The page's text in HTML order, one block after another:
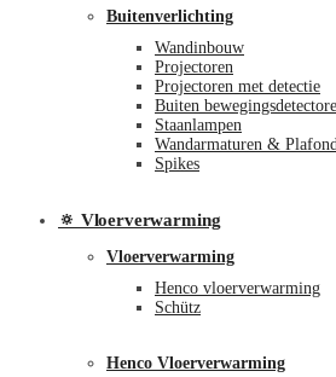
Buitenverlichting
Wandinbouw
Projectoren
Projectoren met detectie
Buiten
Staanlampen
Wandarmaturen &
Spikes
🔅 Vloerverwarming
Vloerverwarming
Henco vloerverwarming
Schütz
Henco Vloerverwarming